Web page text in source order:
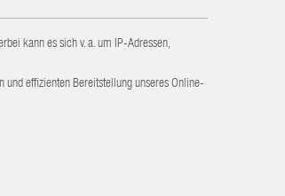
kann es sich v. a. um IP-Adressen,
und effizienten Bereitstellung unseres Online-